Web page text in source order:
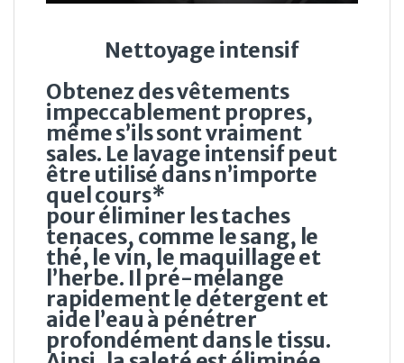
Nettoyage intensif
Obtenez des vêtements
impeccablement propres,
même s’ils sont vraiment
sales. Le lavage intensif peut
être utilisé dans n’importe
quel cours*
pour éliminer les taches
tenaces, comme le sang, le
thé, le vin, le maquillage et
l’herbe. Il pré-mélange
rapidement le détergent et
aide l’eau à pénétrer
profondément dans le tissu.